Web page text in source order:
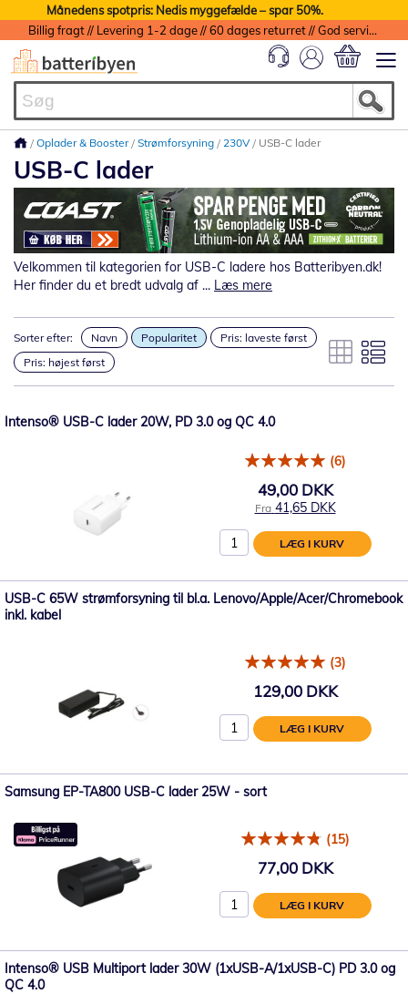
Månedens spotpris: Nedis myggefælde – spar 50%.
Billig fragt // Levering 1-2 dage // 60 dages returret // God service med garanti
Oplader & Booster Strømforsyning 230V USB-C lader
USB-C lader
Velkommen til kategorien for USB-C ladere hos Batteribyen.dk!
Her finder du et bredt udvalg af ... Læs mere
Sorter efter: Navn Popularitet
Pris: laveste først
Pris: højest først
Intenso® USB-C lader 20W, PD 3.0 og QC 4.0
(6)
49,00 DKK
Fra 41,65 DKK
LÆG I KURV
USB-C 65W strømforsyning til bl.a. Lenovo/Apple/Acer/Chromebook
inkl. kabel
(3)
129,00 DKK
LÆG I KURV
Samsung EP-TA800 USB-C lader 25W - sort
(15)
77,00 DKK
LÆG I KURV
Intenso® USB Multiport lader 30W (1xUSB-A/1xUSB-C) PD 3.0 og
QC 4.0